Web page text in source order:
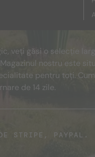
veți găsi o selecție
nostru este
pentru toți.
de 14 zile.
STRIPE, PAYPAL.